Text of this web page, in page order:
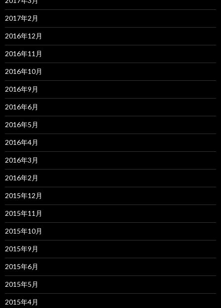
2017年2月
2016年12月
2016年11月
2016年10月
2016年9月
2016年6月
2016年5月
2016年4月
2016年3月
2016年2月
2015年12月
2015年11月
2015年10月
2015年9月
2015年6月
2015年5月
2015年4月